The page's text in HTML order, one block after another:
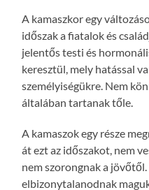
A kamaszkor egy
időszak a fiatalok és
jelentős testi és
keresztül, mely hatással
személyiségükre. Nem
általában tartanak tőle.
A kamaszok egy része
át ezt az időszakot, nem
nem szorongnak a
elbizonytalanodnak